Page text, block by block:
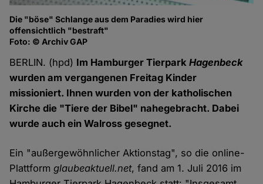
Die "böse" Schlange aus dem Paradies wird hier
offensichtlich "bestraft"
Foto: © Archiv GAP
BERLIN. (hpd) Im Hamburger TierparkHagenbeck
wurden am vergangenen Freitag Kinder
missioniert. Ihnen wurden von der katholischen
Kirche die "Tiere der Bibel" nahegebracht. Dabei
wurde auch ein Walross gesegnet.
Ein "außergewöhnlicher Aktionstag", so die online-
Plattformglaubeaktuell.net, fand am 1. Juli 2016 im